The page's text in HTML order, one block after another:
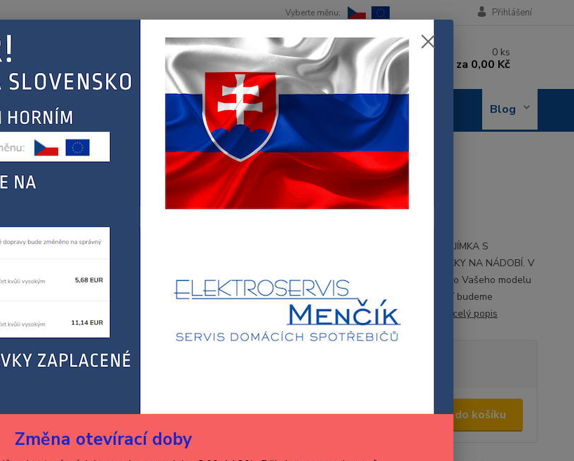
KONTAKT
OBJEDNÁNÍ
OPRAVY
Blog
Přihlášení
Nevíte si rady? Zavolejte.
+420 602 288 130
(Po-Pá, 8-15 hod.)
0 ks
za 0,00 Kč
pračky, sušičky čerpadla a jejich přísl. Bosch jímka čerpadla 00668102
čerpadla 00668102
BOSCH, SIEMENS JÍMKA ČERPADLA - KOMPLETNÍ JÍMKA S
TĚSNĚNÍM A VYPOUŠTĚCÍM VENTILEM PRO MYČKY NA NÁDOBÍ. V
případě, že si nejste jisti s kompatibilitou výrobku do Vašeho modelu
spotřebiče, neváhejte nás kontaktovat. Pro ověření budeme
potřebovat nadiktovat údaje ze štítku spotřebiče. celý popis
1 380,00 Kč/ks Přidat do košíku
Změna otevírací doby